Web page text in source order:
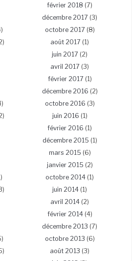
février 2018 (7)
décembre 2017 (3)
octobre 2017 (8)
août 2017 (1)
juin 2017 (2)
avril 2017 (3)
février 2017 (1)
décembre 2016 (2)
octobre 2016 (3)
juin 2016 (1)
février 2016 (1)
décembre 2015 (1)
mars 2015 (6)
janvier 2015 (2)
octobre 2014 (1)
juin 2014 (1)
avril 2014 (2)
février 2014(4)
décembre 2013 (7)
octobre 2013 (6)
août 2013 (3)